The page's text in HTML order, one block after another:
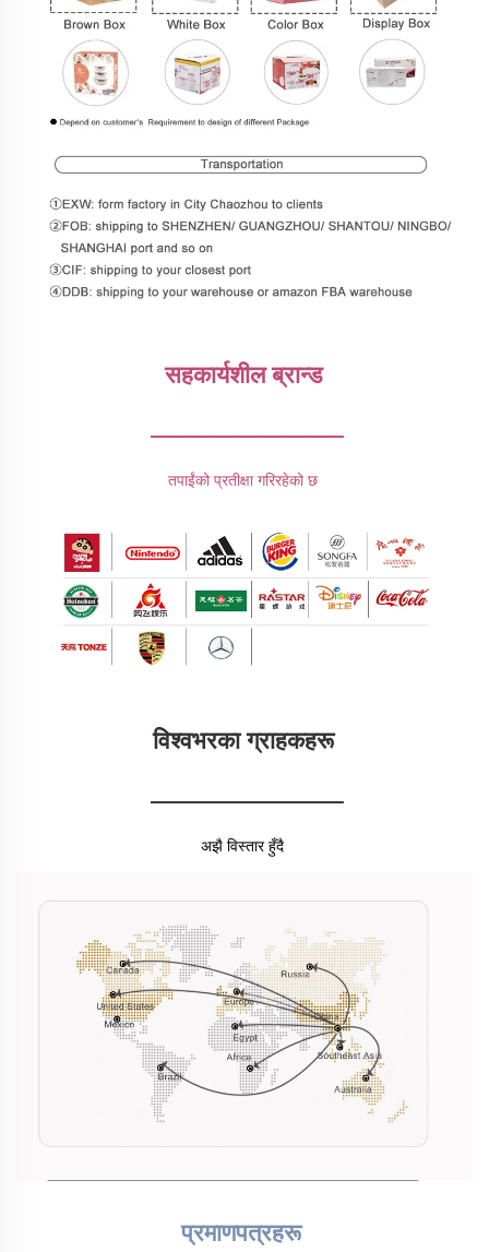
सहकार्यशील ब्रान्ड
________________
तपाईंको प्रतीक्षा गरिरहेको छ
विश्वभरका ग्राहकहरू
________________
अझै विस्तार हुँदै
प्रमाणपत्रहरू